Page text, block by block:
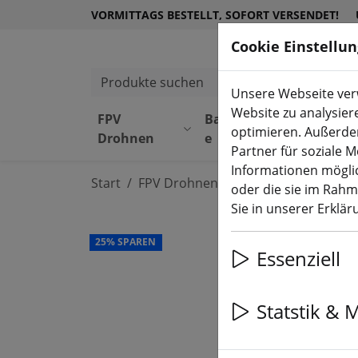
VORMITTAGS BESTELLT, SOFORT VERSENDET!
Produkte suchen
FPV
Drohnen
Bauteil
e
Equipmen
t
Start FPV Drohnen Cinewhoop
25% SPAREN
Cookie
Unsere Webseite
Website zu
optimieren.
Partner für soziale
Informationen
oder die sie im
Sie in unserer
Essenziell
Statstik &